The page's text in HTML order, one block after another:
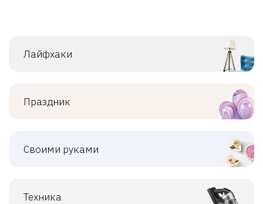
Лайфхаки
Праздник
Своими руками
Техника